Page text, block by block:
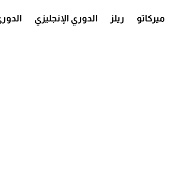
ميركاتو ريلز الدوري الإنجليزي